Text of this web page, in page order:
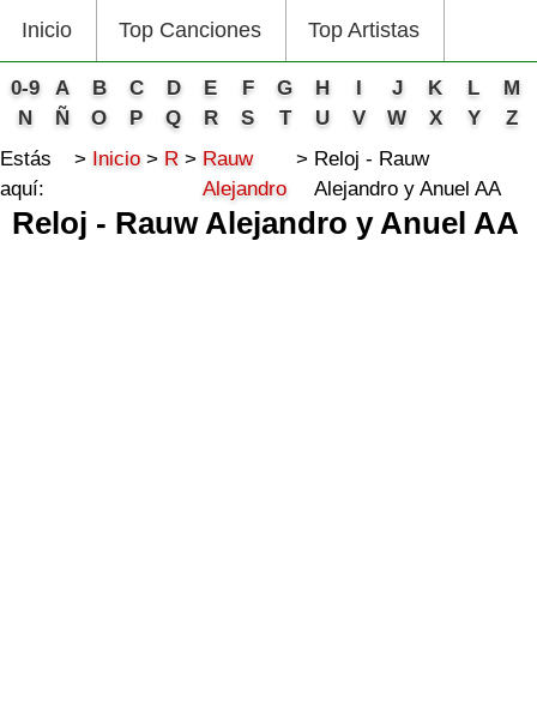
Inicio Top Canciones Top Artistas
0-9 A B C D E F G H I J K L
M
N
Ñ O P Q R S T U V W X Y
Z
Estás
aquí:
Inicio R
Rauw
Alejandro
Reloj - Rauw
Alejandro y Anuel AA
Reloj - Rauw Alejandro y Anuel AA